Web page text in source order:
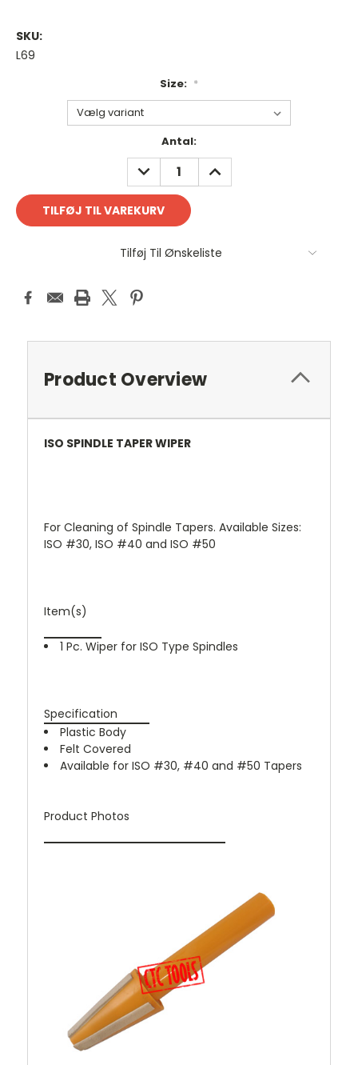
SKU:
L69
Size: *
Antal:
REDUCER
ANTAL:
FORØG
ANTAL:
Tilføj Til Ønskeliste
Product Overview
ISO SPINDLE TAPER WIPER
For Cleaning of Spindle Tapers. Available Sizes:
ISO #30, ISO #40 and ISO #50
Item(s)
1 Pc. Wiper for ISO Type Spindles
Specification
Plastic Body
Felt Covered
Available for ISO #30, #40 and #50 Tapers
Product Photos